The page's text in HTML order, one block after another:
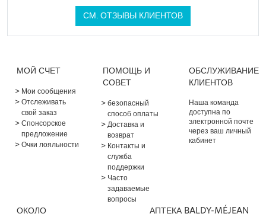
СМ. ОТЗЫВЫ КЛИЕНТОВ
МОЙ СЧЕТ
Мои сообщения
Отслеживать
свой заказ
Спонсорское
предложение
Очки лояльности
ПОМОЩЬ И
СОВЕТ
безопасный
способ оплаты
Доставка и
возврат
Контакты и
служба
поддержки
Часто
задаваемые
вопросы
ОБСЛУЖИВАНИЕ
КЛИЕНТОВ
Наша команда
доступна по
электронной почте
через ваш личный
кабинет
ОКОЛО АПТЕКА BALDY-MÉJEAN